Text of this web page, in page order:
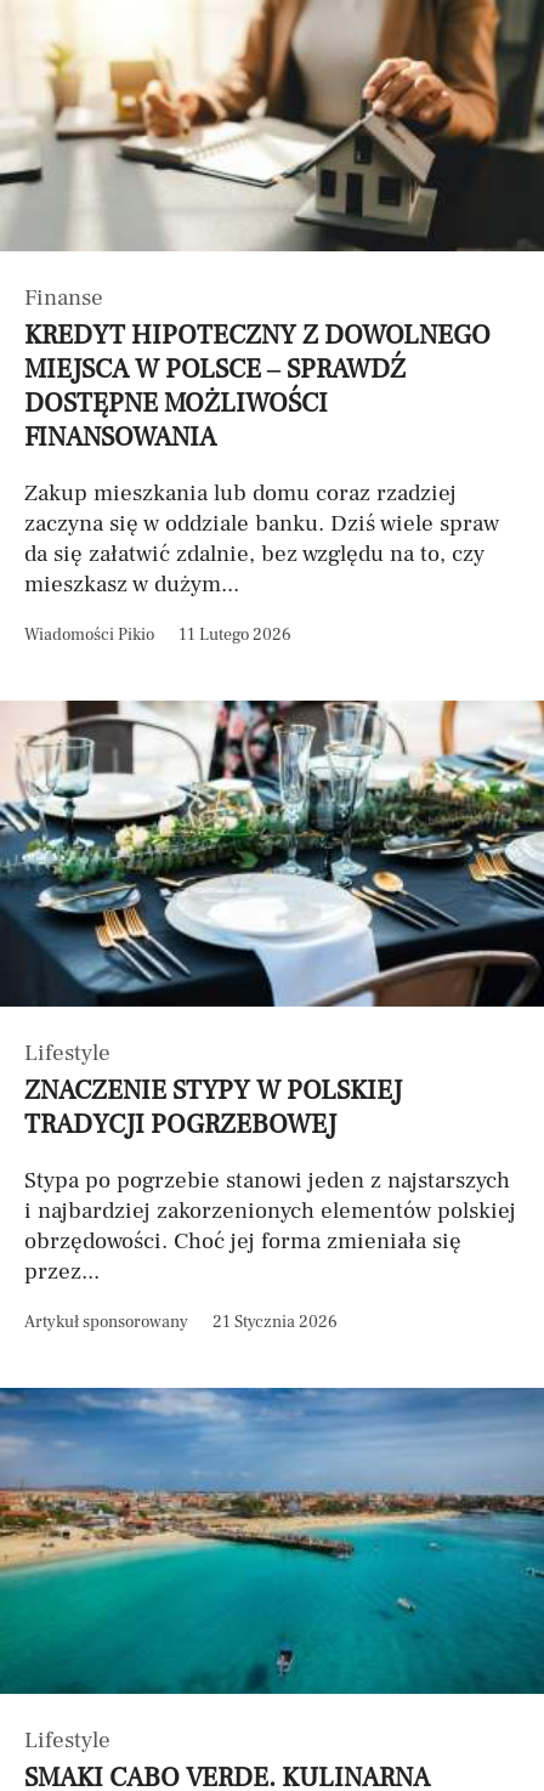
Finanse
KREDYT HIPOTECZNY Z DOWOLNEGO
MIEJSCA W POLSCE – SPRAWDŹ
DOSTĘPNE MOŻLIWOŚCI
FINANSOWANIA
Zakup mieszkania lub domu coraz rzadziej
zaczyna się w oddziale banku. Dziś wiele spraw
da się załatwić zdalnie, bez względu na to, czy
mieszkasz w dużym...
Wiadomości Pikio 11 Lutego 2026
Lifestyle
ZNACZENIE STYPY W POLSKIEJ
TRADYCJI POGRZEBOWEJ
Stypa po pogrzebie stanowi jeden z najstarszych
i najbardziej zakorzenionych elementów polskiej
obrzędowości. Choć jej forma zmieniała się
przez...
Artykuł sponsorowany 21 Stycznia 2026
Lifestyle
SMAKI CABO VERDE. KULINARNA